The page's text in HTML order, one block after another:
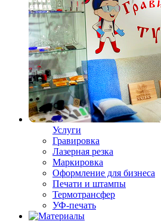
Услуги
Гравировка
Лазерная резка
Маркировка
Оформление для бизнеса
Печати и штампы
Термотрансфер
УФ-печать